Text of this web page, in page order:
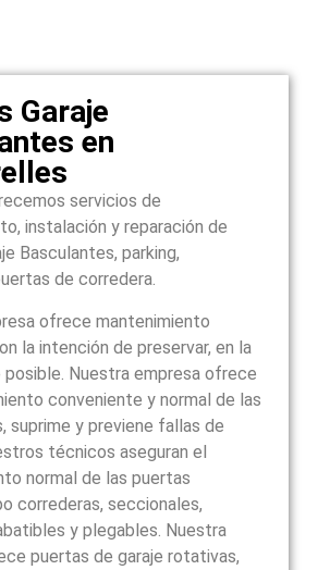
Garaje
en
servicios de
instalación y reparación de
Basculantes, parking,
de corredera.
ofrece mantenimiento
la intención de preservar, en la
posible. Nuestra empresa ofrece
conveniente y normal de las
suprime y previene fallas de
técnicos aseguran el
normal de las puertas
correderas, seccionales,
y plegables. Nuestra
puertas de garaje rotativas,